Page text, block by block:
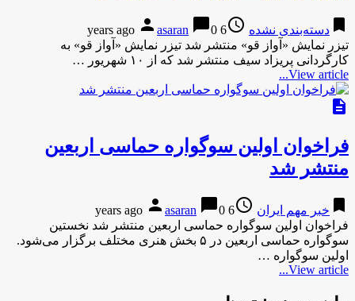
bookmark دسته‌بندی نشده access_time
6 years ago
person asaran chat_bubble0
تیزر نمایش «آواز قو» منتشر شد تیزر نمایش «آواز قو» به
کارگردانی پریزاد سیف منتشر شد که از ۱۰ شهریور …
View article...
description
فراخوان اولین سوگواره حماسی اربعین
منتشر شد
bookmark خبر مهم ایران access_time
6 years ago
person asaran chat_bubble0
فراخوان اولین سوگواره حماسی اربعین منتشر شد نخستین
سوگواره حماسی اربعین در ۵ بخش هنری مختلف برگزار می‌شود.
اولین سوگواره …
View article...